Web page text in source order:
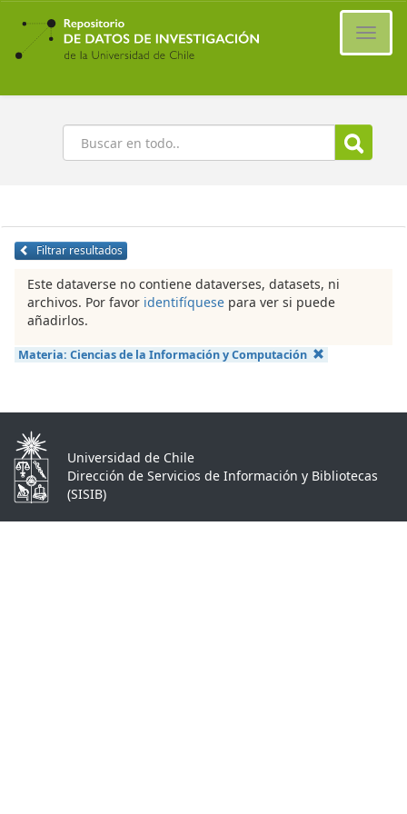
Ir
contenido
principal
Buscar
Filtrar resultados
Este dataverse no contiene dataverses, datasets, ni
archivos. Por favor identifíquese para ver si puede
añadirlos.
Materia: Ciencias de la Información y Computación
Universidad de Chile
Dirección de Servicios de Información y Bibliotecas
(SISIB)